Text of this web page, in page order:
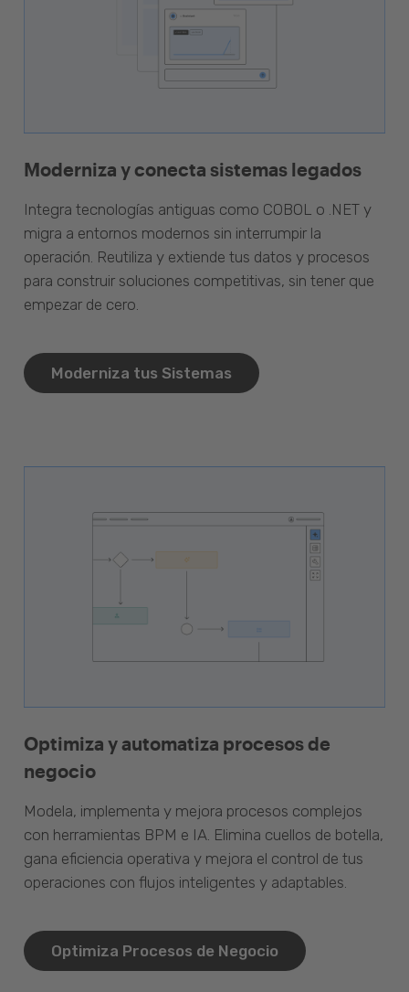
Moderniza y conecta sistemas legados
Integra tecnologías antiguas como COBOL o .NET y
migra a entornos modernos sin interrumpir la
operación. Reutiliza y extiende tus datos y procesos
para construir soluciones competitivas, sin tener que
empezar de cero.
Moderniza tus Sistemas
Optimiza y automatiza procesos de
negocio
Modela, implementa y mejora procesos complejos
con herramientas BPM e IA. Elimina cuellos de botella,
gana eficiencia operativa y mejora el control de tus
operaciones con flujos inteligentes y adaptables.
Optimiza Procesos de Negocio